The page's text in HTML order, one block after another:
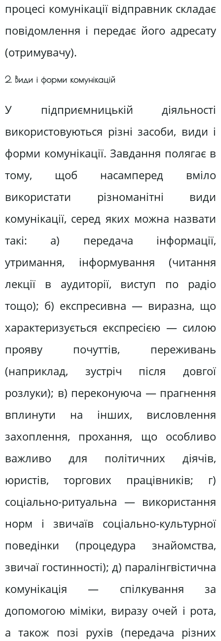
процесі комунікації відправник складає
повідомлення і передає його адресату
(отримувачу).
2. Види і форми комунікацій
У підприємницькій діяльності
використовуються різні засоби, види і
форми комунікації. Завдання полягає в
тому, щоб насамперед вміло
використати різноманітні види
комунікації, серед яких можна назвати
такі: а) передача інформації,
утримання, інформування (читання
лекції в аудиторії, виступ по радіо
тощо); б) експресивна — виразна, що
характеризується експресією — силою
прояву почуттів, переживань
(наприклад, зустріч після довгої
розлуки); в) переконуюча — прагнення
вплинути на інших, висловлення
захоплення, прохання, що особливо
важливо для політичних діячів,
юристів, торгових працівників; г)
соціально-ритуальна — використання
норм і звичаїв соціально-культурної
поведінки (процедура знайомства,
звичаї гостинності); д) паралінгвістична
комунікація — спілкування за
допомогою міміки, виразу очей і рота,
а також позі рухів (передача різних